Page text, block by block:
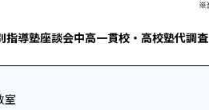
指導塾座談会中高一貫校・高校塾代調査
室